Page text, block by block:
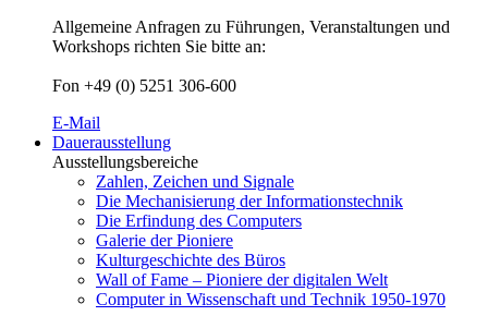
Allgemeine Anfragen zu Führungen, Veranstaltungen und
Workshops richten Sie bitte an:
Fon +49 (0) 5251 306-600
E-Mail
Dauerausstellung
Ausstellungsbereiche
Zahlen, Zeichen und Signale
Die Mechanisierung der Informationstechnik
Die Erfindung des Computers
Galerie der Pioniere
Kulturgeschichte des Büros
Wall of Fame – Pioniere der digitalen Welt
Computer in Wissenschaft und Technik 1950-1970